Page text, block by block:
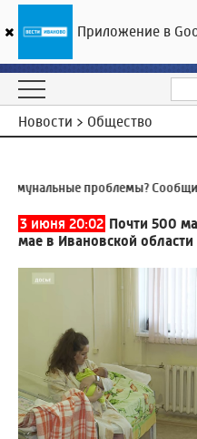
Новости > Общество
проблемы? Сообщите
3 июня 20:02 Почти 500
мае в Ивановской области
Приложение в